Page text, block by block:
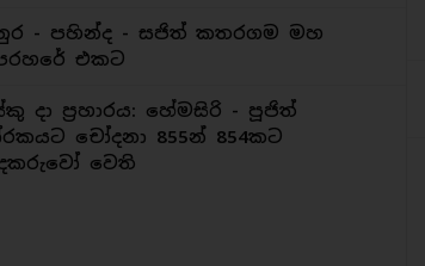
- පහින්ද - සජිත් කතරගම මහ
එකට
දා ප්‍රහාරය: හේමසිරි - පූජිත්
චෝදනා 855න් 854කට
වෙති